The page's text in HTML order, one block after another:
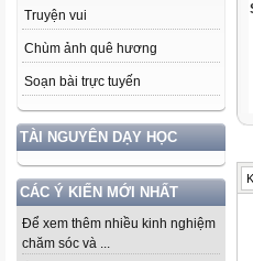
Truyện vui
Chùm ảnh quê hương
Soạn bài trực tuyến
TÀI NGUYÊN DẠY HỌC
CÁC Ý KIẾN MỚI NHẤT
Để xem thêm nhiều kinh nghiệm
chăm sóc và ...